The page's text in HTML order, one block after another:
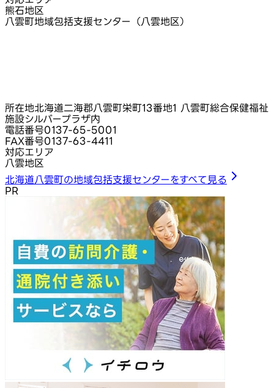
熊石地区
八雲町地域包括支援センター（八雲地区）
所在地北海道二海郡八雲町栄町13番地1 八雲町総合保健福祉
施設シルバープラザ内
電話番号0137-65-5001
FAX番号0137-63-4411
対応エリア
八雲地区
北海道八雲町の地域包括支援センターをすべて見る
PR